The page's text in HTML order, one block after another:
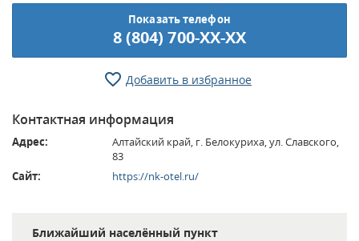
Показать телефон
8 (804) 700-XX-XX
Добавить в избранное
Контактная информация
Адрес:
Алтайский край, г. Белокуриха, ул. Славского,
83
Сайт:
https://nk-otel.ru/
Ближайший населённый пункт